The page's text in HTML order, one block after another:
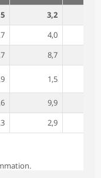
3,2
4,0
8,7
1,5
9,9
2,9